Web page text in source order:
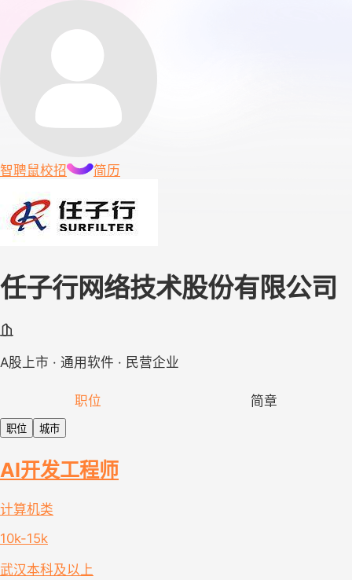
智聘鼠校招 简历
任子行网络技术股份有限公司
A股上市 · 通用软件 · 民营企业
职位 简章
职位 城市
AI开发工程师
计算机类
10k-15k
武汉本科及以上